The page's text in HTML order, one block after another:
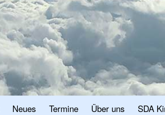
Neues Termine Über uns SDA